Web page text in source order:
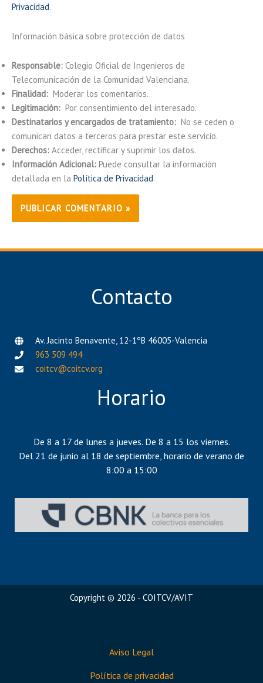
Privacidad.
Información básica sobre protección de datos
Responsable: Colegio Oficial de Ingenieros de
Telecomunicación de la Comunidad Valenciana.
Finalidad: Moderar los comentarios.
Legitimación: Por consentimiento del interesado.
Destinatarios y encargados de tratamiento: No se ceden o
comunican datos a terceros para prestar este servicio.
Derechos: Acceder, rectificar y suprimir los datos.
Información Adicional: Puede consultar la información
detallada en la Política de Privacidad.
Contacto
Av. Jacinto Benavente, 12-1ºB 46005-Valencia
963 509 494
coitcv@coitcv.org
Horario
De 8 a 17 de lunes a jueves. De 8 a 15 los viernes.
Del 21 de junio al 18 de septiembre, horario de verano de
8:00 a 15:00
Copyright © 2026 - COITCV/AVIT
Aviso Legal
Política de privacidad